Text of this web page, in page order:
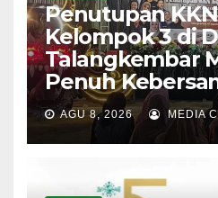
Penutupan
Kelompok 3 di
Talangkembar
Penuh
AGU 8, 2026 MEDIA